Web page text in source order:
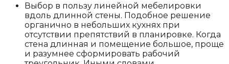
Выбор в пользу линейной мебелировки
вдоль длинной стены. Подобное решение
органично в небольших кухнях при
отсутствии препятствий в планировке. Когда
стена длинная и помещение большое, проще
и разумнее сформировать рабочий